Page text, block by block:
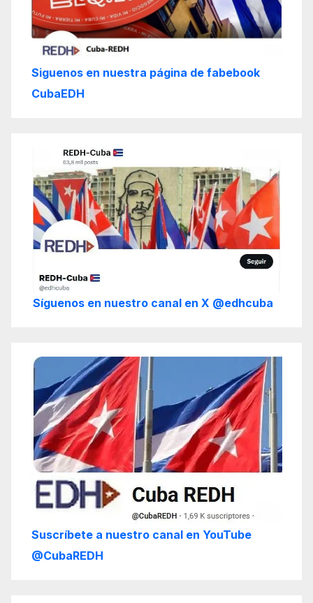
Siguenos en nuestra página de fabebook
CubaEDH
Síguenos en nuestro canal en X @edhcuba
Suscríbete a nuestro canal en YouTube
@CubaREDH